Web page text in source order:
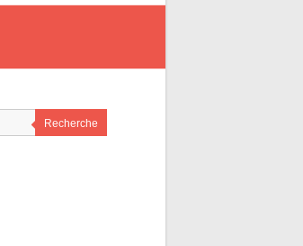
Recherche